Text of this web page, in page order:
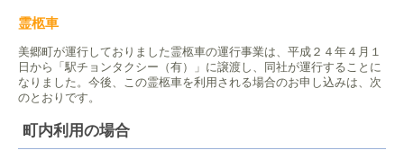
霊柩車
美郷町が運行しておりました霊柩車の運行事業は、平成２４年４月１
日から「駅チョンタクシー（有）」に譲渡し、同社が運行することに
なりました。今後、この霊柩車を利用される場合のお申し込みは、次
のとおりです。
町内利用の場合